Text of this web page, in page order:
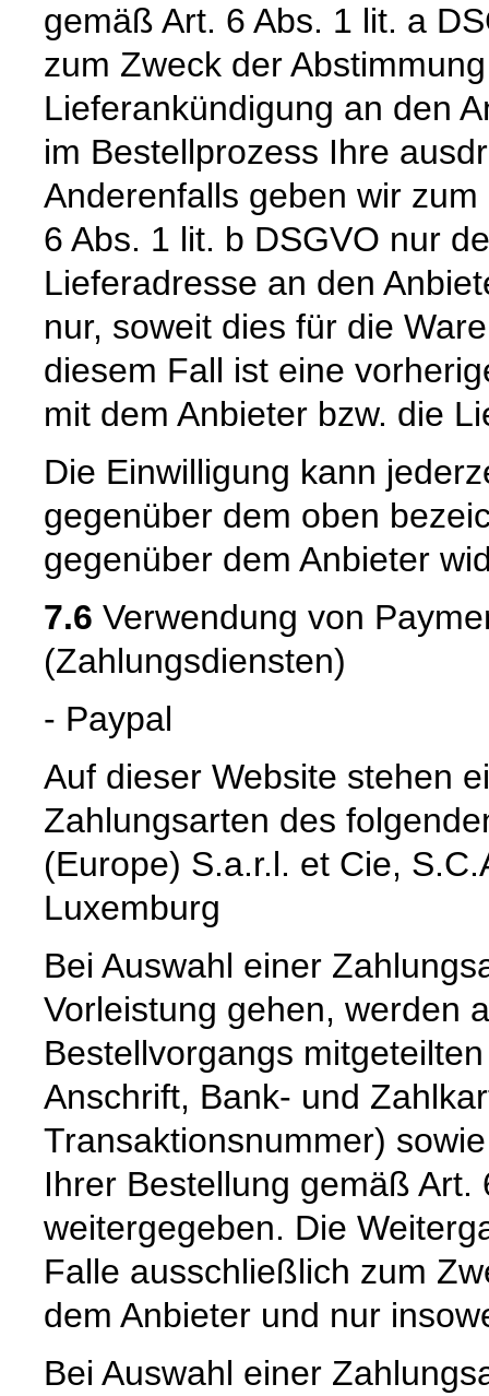
gemäß Art. 6 Abs. 1 lit. a
zum Zweck der
Lieferankündigung an den
im Bestellprozess Ihre
Anderenfalls geben wir
6 Abs. 1 lit. b DSGVO nur
Lieferadresse an den
nur, soweit dies für die
diesem Fall ist eine
mit dem Anbieter bzw. die
Die Einwilligung kann
gegenüber dem oben
gegenüber dem Anbieter
7.6 Verwendung von
(Zahlungsdiensten)
- Paypal
Auf dieser Website stehen
Zahlungsarten des
(Europe) S.a.r.l. et Cie,
Luxemburg
Bei Auswahl einer
Vorleistung gehen, werden
Bestellvorgangs
Anschrift, Bank- und
Transaktionsnummer)
Ihrer Bestellung gemäß Art.
weitergegeben. Die
Falle ausschließlich zum
dem Anbieter und nur
Bei Auswahl einer